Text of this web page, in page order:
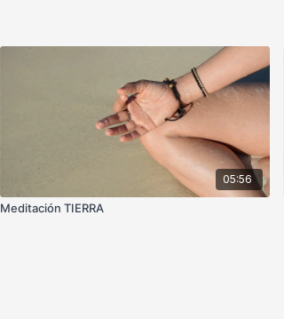
05:56
Meditación TIERRA